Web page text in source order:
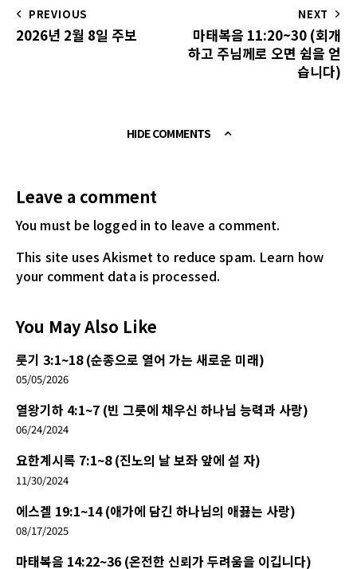
PREVIOUS
2026년 2월 8일 주보
NEXT
마태복음 11:20~30 (회개
하고 주님께로 오면 쉼을 얻
습니다)
HIDE COMMENTS
Leave a comment
You must be logged in to leave a comment.
This site uses Akismet to reduce spam. Learn how
your comment data is processed.
You May Also Like
룻기 3:1~18 (순종으로 열어 가는 새로운 미래)
05/05/2026
열왕기하 4:1~7 (빈 그릇에 채우신 하나님 능력과 사랑)
06/24/2024
요한계시록 7:1~8 (진노의 날 보좌 앞에 설 자)
11/30/2024
에스겔 19:1~14 (애가에 담긴 하나님의 애끓는 사랑)
08/17/2025
마태복음 14:22~36 (온전한 신뢰가 두려움을 이깁니다)